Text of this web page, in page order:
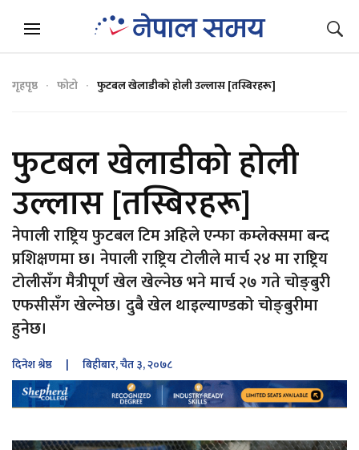
गृहपृष्ठ फोटो फुटबल खेलाडीको होली उल्लास [तस्बिरहरू]
फुटबल खेलाडीको होली
उल्लास [तस्बिरहरू]
नेपाली राष्ट्रिय फुटबल टिम अहिले एन्फा कम्लेक्समा बन्द
प्रशिक्षणमा छ। नेपाली राष्ट्रिय टोलीले मार्च २४ मा राष्ट्रिय
टोलीसँग मैत्रीपूर्ण खेल खेल्नेछ भने मार्च २७ गते चोङ्बुरी
एफसीसँग खेल्नेछ। दुबै खेल थाइल्याण्डको चोङ्बुरीमा
हुनेछ।
दिनेश श्रेष्ठ | बिहीबार, चैत ३, २०७८